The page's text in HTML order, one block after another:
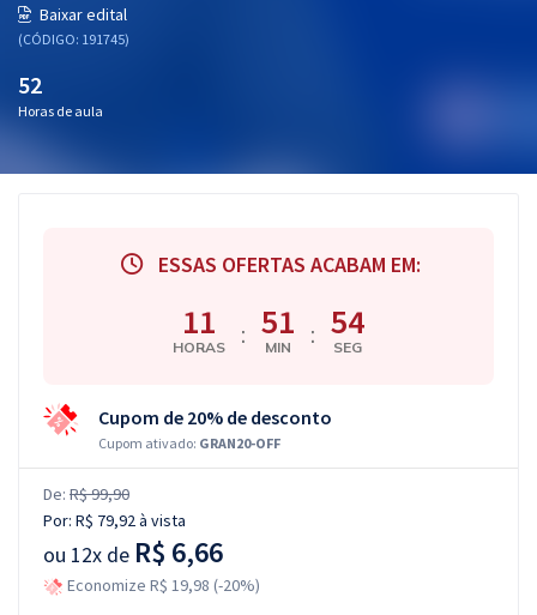
Baixar edital
(CÓDIGO: 191745)
52
Horas de aula
ESSAS OFERTAS ACABAM EM:
11
HORAS : 51
MIN : 54
SEG
Cupom de 20% de desconto
Cupom ativado: GRAN20-OFF
De: R$ 99,90
Por: R$ 79,92à vista
ou 12x de R$ 6,66
Economize R$ 19,98 (-20%)